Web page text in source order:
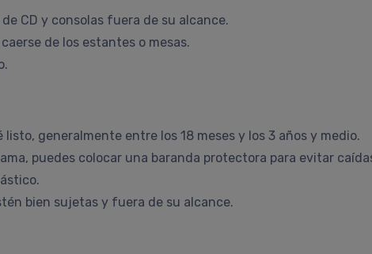
CD y consolas fuera de su alcance.
de los estantes o mesas.
generalmente entre los 18 meses y los 3 años y medio.
puedes colocar una baranda protectora para evitar
bien sujetas y fuera de su alcance.